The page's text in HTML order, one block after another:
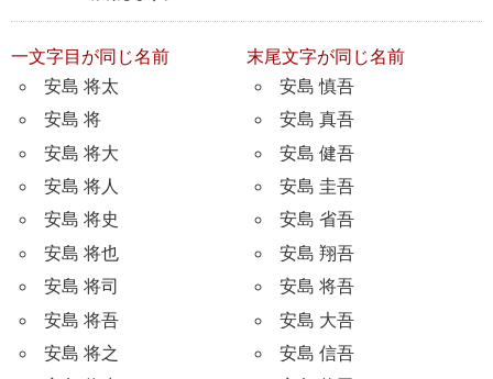
一文字目が同じ名前
安島 将太
安島 将
安島 将大
安島 将人
安島 将史
安島 将也
安島 将司
安島 将吾
安島 将之
末尾文字が同じ名前
安島 慎吾
安島 真吾
安島 健吾
安島 圭吾
安島 省吾
安島 翔吾
安島 将吾
安島 大吾
安島 信吾